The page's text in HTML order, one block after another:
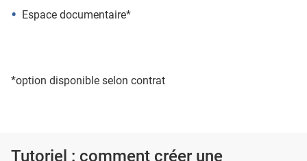
Espace documentaire*
*option disponible selon contrat
Tutoriel : comment créer une